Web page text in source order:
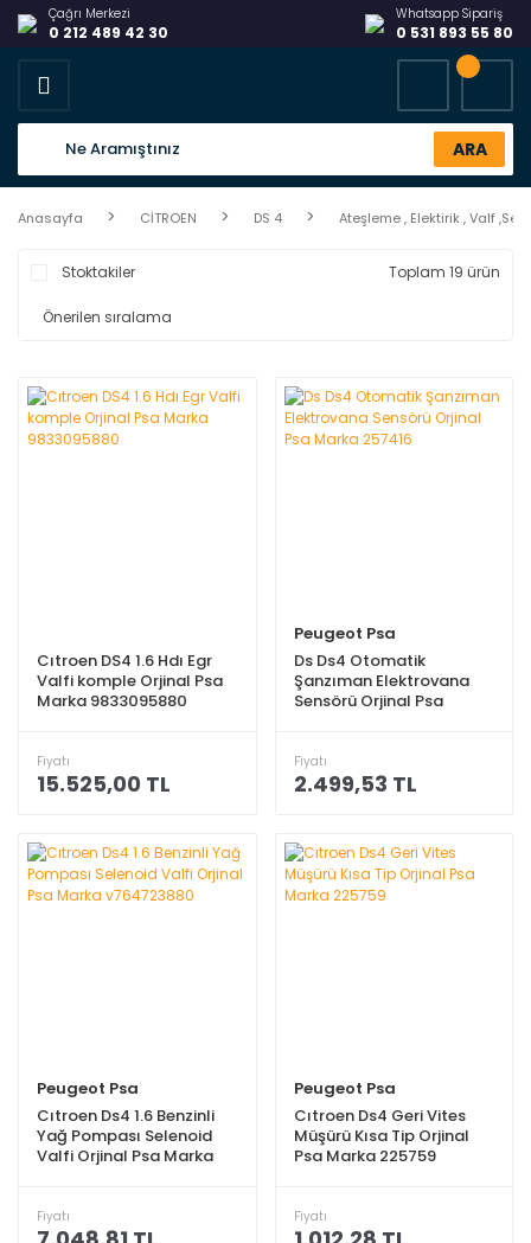
Çağrı Merkezi
0 212 489 42 30
Whatsapp Sipariş
0 531 893 55 80
ARA
Anasayfa CİTROEN DS 4 Ateşleme , Elektirik , Valf
Stoktakiler Toplam 19 ürün
Cıtroen DS4 1.6 Hdı Egr
Valfi komple Orjinal Psa
Marka 9833095880
Fiyatı
15.525,00 TL
Peugeot Psa
Ds Ds4 Otomatik
Şanzıman Elektrovana
Sensörü Orjinal Psa
Fiyatı
2.499,53 TL
Peugeot Psa
Cıtroen Ds4 1.6 Benzinli
Yağ Pompası Selenoid
Valfi Orjinal Psa Marka
Fiyatı
Peugeot Psa
Cıtroen Ds4 Geri Vites
Müşürü Kısa Tip Orjinal
Psa Marka 225759
Fiyatı